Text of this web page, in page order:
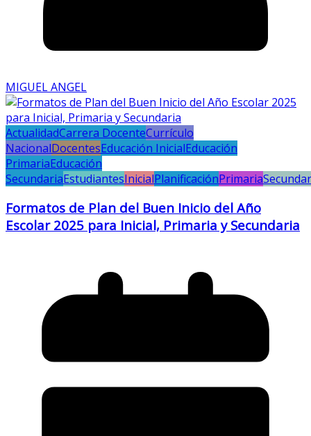
MIGUEL ANGEL
ActualidadCarrera DocenteCurrículo
NacionalDocentesEducación InicialEducación
PrimariaEducación
SecundariaEstudiantesInicialPlanificaciónPrimaria
Formatos de Plan del Buen Inicio del Año
Escolar 2025 para Inicial, Primaria y Secundaria